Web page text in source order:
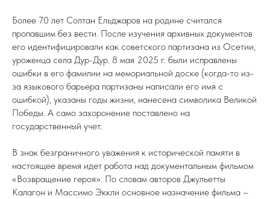
Более 70 лет Солтан Ельджаров на родине считался
пропавшим без вести. После изучения архивных документов
его идентифицировали как советского партизана из Осетии,
уроженца села Дур-Дур. 8 мая 2025 г. были исправлены
ошибки в его фамилии на мемориальной доске (когда-то из-
за языкового барьера партизаны написали его имя с
ошибкой), указаны годы жизни, нанесена символика Великой
Победы. А само захоронение поставлено на
государственный учет.
В знак безграничного уважения к исторической памяти в
настоящее время идет работа над документальным фильмом
«Возвращение героя». По словам авторов Джульетты
Калагон и Массимо Эккли основное назначение фильма –